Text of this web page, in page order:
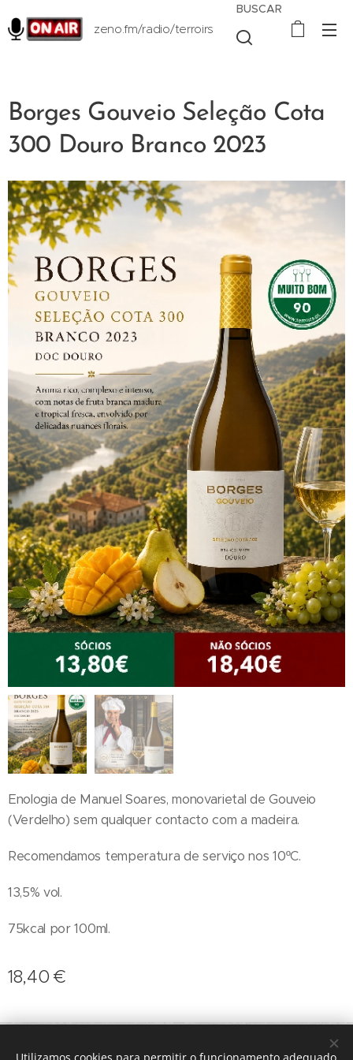
zeno.fm/radio/terroirs
BUSCAR
Borges Gouveio Seleção Cota
300 Douro Branco 2023
Enologia de Manuel Soares, monovarietal de Gouveio
(Verdelho) sem qualquer contacto com a madeira.
Recomendamos temperatura de serviço nos 10ºC.
13,5% vol.
75kcal por 100ml.
18,40 €